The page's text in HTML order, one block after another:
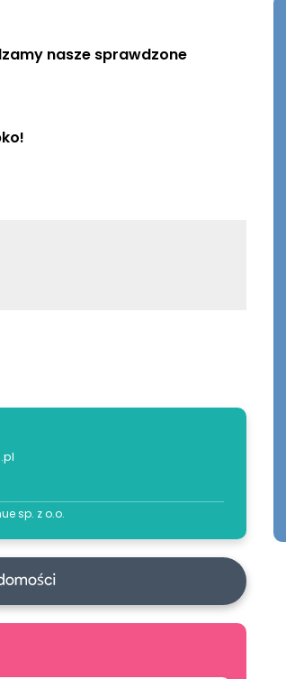
nasze sprawdzone
sp. z o.o.